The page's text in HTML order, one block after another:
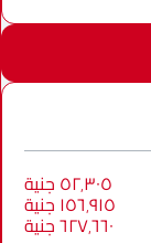
٥٢٬٣٠٥ جنية
١٥٦٬٩١٥ جنية
٦٢٧٬٦٦٠ جنية